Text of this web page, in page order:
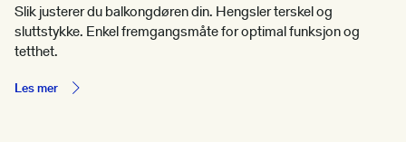
Slik justerer du balkongdøren din. Hengsler terskel og
sluttstykke. Enkel fremgangsmåte for optimal funksjon og
tetthet.
Les mer